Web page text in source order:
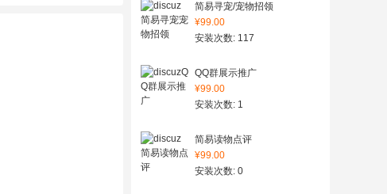
简易寻宠/宠物招领
¥99.00
安装次数: 117
QQ群展示推广
¥99.00
安装次数: 1
简易读物点评
¥99.00
安装次数: 0